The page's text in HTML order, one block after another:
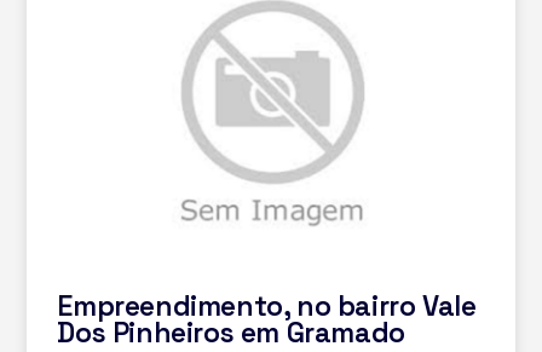
Empreendimento, no bairro Vale
Dos Pinheiros em Gramado